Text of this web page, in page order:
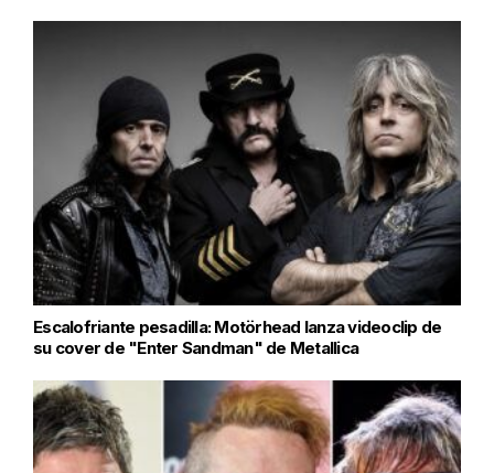
Escalofriante pesadilla: Motörhead lanza videoclip de
su cover de "Enter Sandman" de Metallica